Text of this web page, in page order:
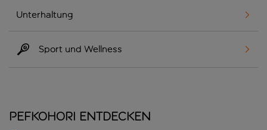
Unterhaltung
Sport und Wellness
Pefkohori entdecken